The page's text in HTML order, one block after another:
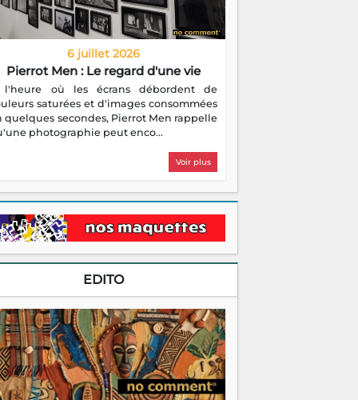
6 juillet 2026
Pierrot Men : Le regard d'une vie
l'heure où les écrans débordent de
saturées et d'images consommées
quelques secondes, Pierrot Men rappelle
photographie peut enco...
Voir plus
EDITO